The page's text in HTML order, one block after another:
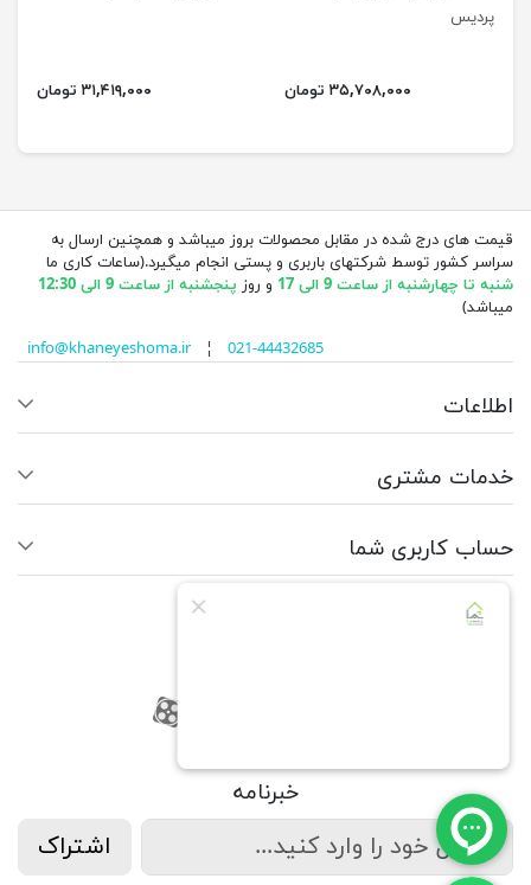
پردیس
۳۵,۷۰۸,۰۰۰ تومان ۳۱,۴۱۹,۰۰۰ تومان
قیمت های درج شده در مقابل محصولات بروز میباشد و همچنین ارسال به
سراسر کشور توسط شرکتهای باربری و پستی انجام میگیرد.(ساعات کاری ما
شنبه تا چهارشنبه از ساعت 9 الی 17
و روز پنجشنبه از ساعت 9 الی 12:30
میباشد)
info@khaneyeshoma.ir¦ 021-44432685
اطلاعات
خدمات مشتری
حساب کاربری شما
کانال آپارات
کانال آپارات
خبرنامه
اشتراک